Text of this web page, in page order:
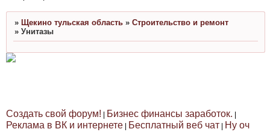
» Щекино тульская область » Строительство и ремонт
» Унитазы
Создать свой форум! | Бизнес финансы заработок. |
Реклама в ВК и интернете | Бесплатный веб чат | Ну оч